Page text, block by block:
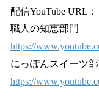
配信YouTube URL：
職人の知恵部門
https://
にっぽんスイーツ
https://